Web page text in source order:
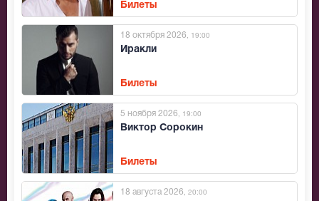
Билеты
Иракли
18 октября 2026 , 19:00
Билеты
Виктор Сорокин
5 ноября 2026 , 19:00
Билеты
18 августа 2026 , 20:00